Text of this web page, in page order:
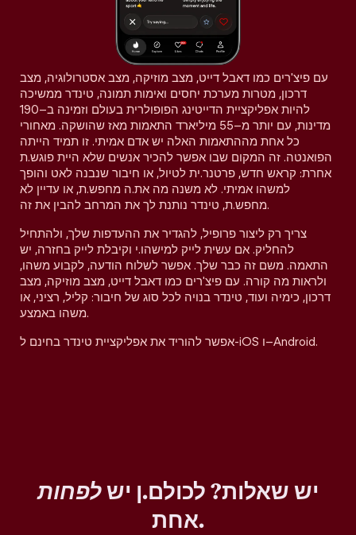
עם פיצ'רים כמו דאבל דייט, מצב מוזיקה, מצב אסטרולוגיה, מצב
דרכון, מטרות מערכת יחסים ואימות תמונה, טינדר ממשיכה
להיות אפליקציית הדייטינג הפופולרית בעולם וזמינה ב–190
מדינות, עם יותר מ–55 מיליארד התאמות מאז שהושקה. מאחורי
כל אחת מההתאמות האלה יש אדם אמיתי. זו תמיד הייתה
הפואנטה. זה המקום שבו אפשר להכיר אנשים שלא היית פוגש.ת
אחרת: קראש חדש, פרטנר.ית לטיול, או חיבור שנבנה לאט והופך
למשהו אמיתי. לא משנה מה את.ה מחפש.ת, או עדיין לא
מחפש.ת, טינדר נותנת לך את המרחב להבין את זה.
צריך רק ליצור פרופיל, להגדיר את ההעדפות שלך, ולהתחיל
להחליק. אם עשית לייק למישהו.י וקיבלת לייק בחזרה, יש
התאמה. משם זה כבר שלך. אפשר לשלוח הודעה, לקבוע משהו,
ולראות מה קורה. עם פיצ'רים כמו דאבל דייט, מצב מוזיקה, מצב
דרכון, כימיה ועוד, טינדר בנויה לכל סוג של חיבור: קליל, רציני, או
משהו באמצע.
אפשר להוריד את אפליקציית טינדר בחינם ל-iOS ו–Android.
יש שאלות? לכולם.ן ישלפחות
אחת.